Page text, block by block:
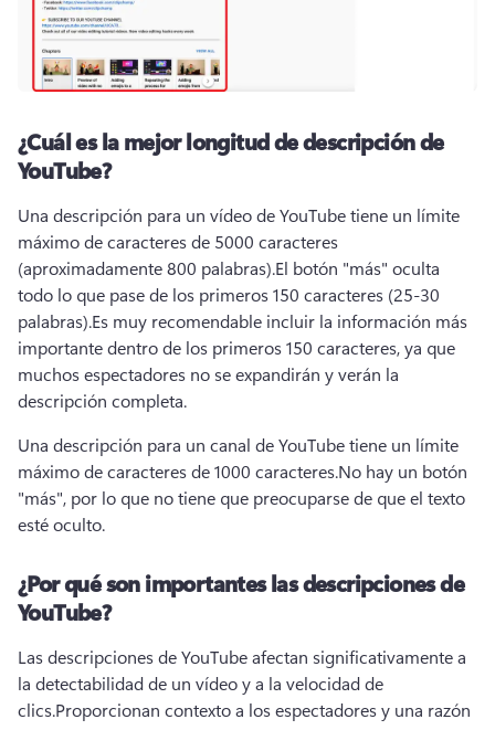
¿Cuál es la mejor longitud de descripción de
YouTube?
Una descripción para un vídeo de YouTube tiene un límite
máximo de caracteres de 5000 caracteres
(aproximadamente 800 palabras).El botón "más" oculta
todo lo que pase de los primeros 150 caracteres (25-30
palabras).Es muy recomendable incluir la información más
importante dentro de los primeros 150 caracteres, ya que
muchos espectadores no se expandirán y verán la
descripción completa.
Una descripción para un canal de YouTube tiene un límite
máximo de caracteres de 1000 caracteres.No hay un botón
"más", por lo que no tiene que preocuparse de que el texto
esté oculto.
¿Por qué son importantes las descripciones de
YouTube?
Las descripciones de YouTube afectan significativamente a
la detectabilidad de un vídeo y a la velocidad de
clics.Proporcionan contexto a los espectadores y una razón